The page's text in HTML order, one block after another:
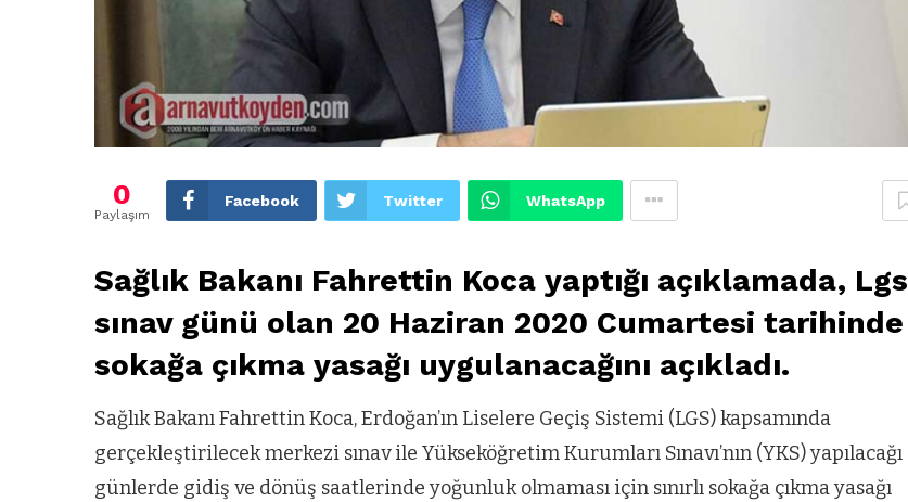
0
Paylaşım
Facebook Twitter WhatsApp
Sağlık Bakanı Fahrettin Koca yaptığı açıklamada, Lgs
sınav günü olan 20 Haziran 2020 Cumartesi tarihinde
sokağa çıkma yasağı uygulanacağını açıkladı.
Sağlık Bakanı Fahrettin Koca, Erdoğan’ın Liselere Geçiş Sistemi (LGS) kapsamında
gerçekleştirilecek merkezi sınav ile Yükseköğretim Kurumları Sınavı’nın (YKS) yapılacağı
günlerde gidiş ve dönüş saatlerinde yoğunluk olmaması için sınırlı sokağa çıkma yasağı